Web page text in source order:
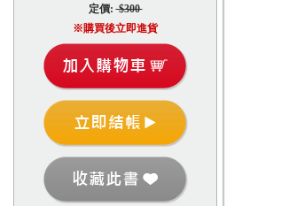
定價:$300
※購買後立即進貨